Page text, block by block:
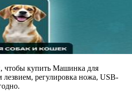
чтобы купить Машинка для
регулировка ножа, USB-